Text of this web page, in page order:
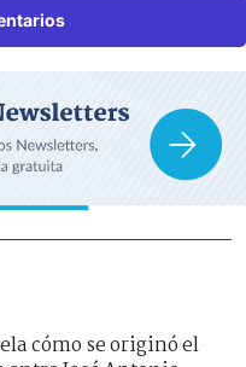
cómo se originó el